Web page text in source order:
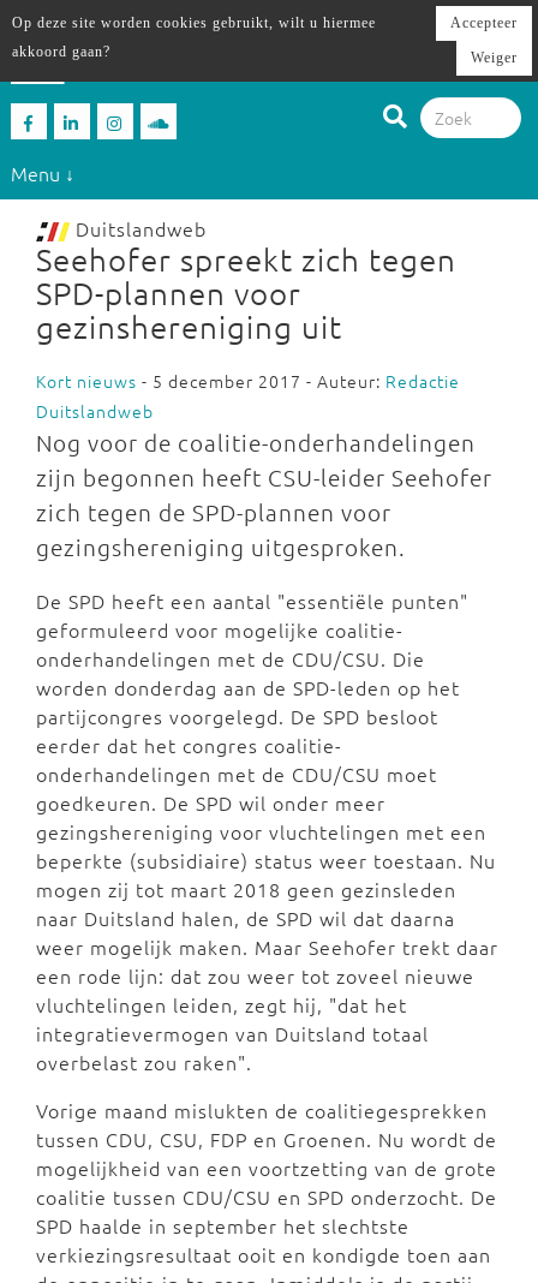
Menu ↓
Duitslandweb
Seehofer spreekt zich tegen
SPD-plannen voor
gezinshereniging uit
Kort nieuws - 5 december 2017 - Auteur: Redactie
Duitslandweb
Nog voor de coalitie-onderhandelingen
zijn begonnen heeft CSU-leider Seehofer
zich tegen de SPD-plannen voor
gezingshereniging uitgesproken.
De SPD heeft een aantal "essentiële punten"
geformuleerd voor mogelijke coalitie-
onderhandelingen met de CDU/CSU. Die
worden donderdag aan de SPD-leden op het
partijcongres voorgelegd. De SPD besloot
eerder dat het congres coalitie-
onderhandelingen met de CDU/CSU moet
goedkeuren. De SPD wil onder meer
gezingshereniging voor vluchtelingen met een
beperkte (subsidiaire) status weer toestaan. Nu
mogen zij tot maart 2018 geen gezinsleden
naar Duitsland halen, de SPD wil dat daarna
weer mogelijk maken. Maar Seehofer trekt daar
een rode lijn: dat zou weer tot zoveel nieuwe
vluchtelingen leiden, zegt hij, "dat het
integratievermogen van Duitsland totaal
overbelast zou raken".
Vorige maand mislukten de coalitiegesprekken
tussen CDU, CSU, FDP en Groenen. Nu wordt de
mogelijkheid van een voortzetting van de grote
coalitie tussen CDU/CSU en SPD onderzocht. De
SPD haalde in september het slechtste
verkiezingsresultaat ooit en kondigde toen aan
Op deze site worden cookies gebruikt, wilt u hiermee
akkoord gaan?
Accepteer
Weiger